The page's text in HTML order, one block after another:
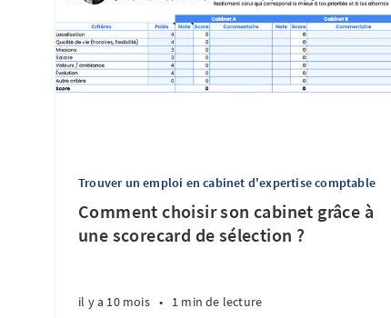
Trouver un emploi en cabinet d'expertise comptable
Comment choisir son cabinet grâce à
une scorecard de sélection ?
il y a 10 mois • 1 min de lecture